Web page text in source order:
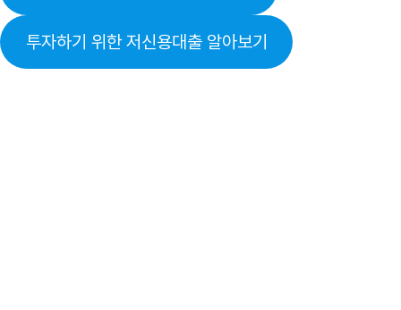
투자하기 위한 저신용대출 알아보기